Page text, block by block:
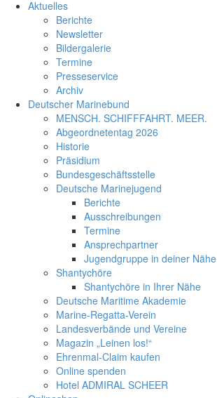
Aktuelles
Berichte
Newsletter
Bildergalerie
Termine
Presseservice
Archiv
Deutscher Marinebund
MENSCH. SCHIFFFAHRT. MEER.
Abgeordnetentag 2026
Historie
Präsidium
Bundesgeschäftsstelle
Deutsche Marinejugend
Berichte
Ausschreibungen
Termine
Ansprechpartner
Jugendgruppe in deiner Nähe
Shantychöre
Shantychöre in Ihrer Nähe
Deutsche Maritime Akademie
Marine-Regatta-Verein
Landesverbände und Vereine
Magazin „Leinen los!“
Ehrenmal-Claim kaufen
Online spenden
Hotel ADMIRAL SCHEER